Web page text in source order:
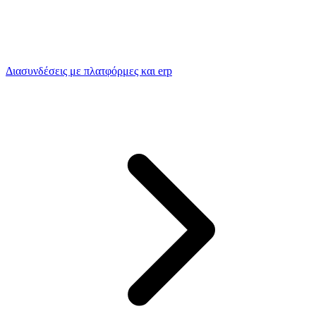
Διασυνδέσεις με πλατφόρμες και erp